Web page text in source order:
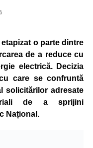
o parte dintre
de a reduce cu
electrică. Decizia
care se confruntă
solicitărilor adresate
de a sprijini
Național.